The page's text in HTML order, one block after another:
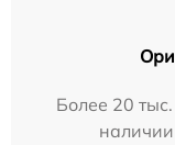
Более 20